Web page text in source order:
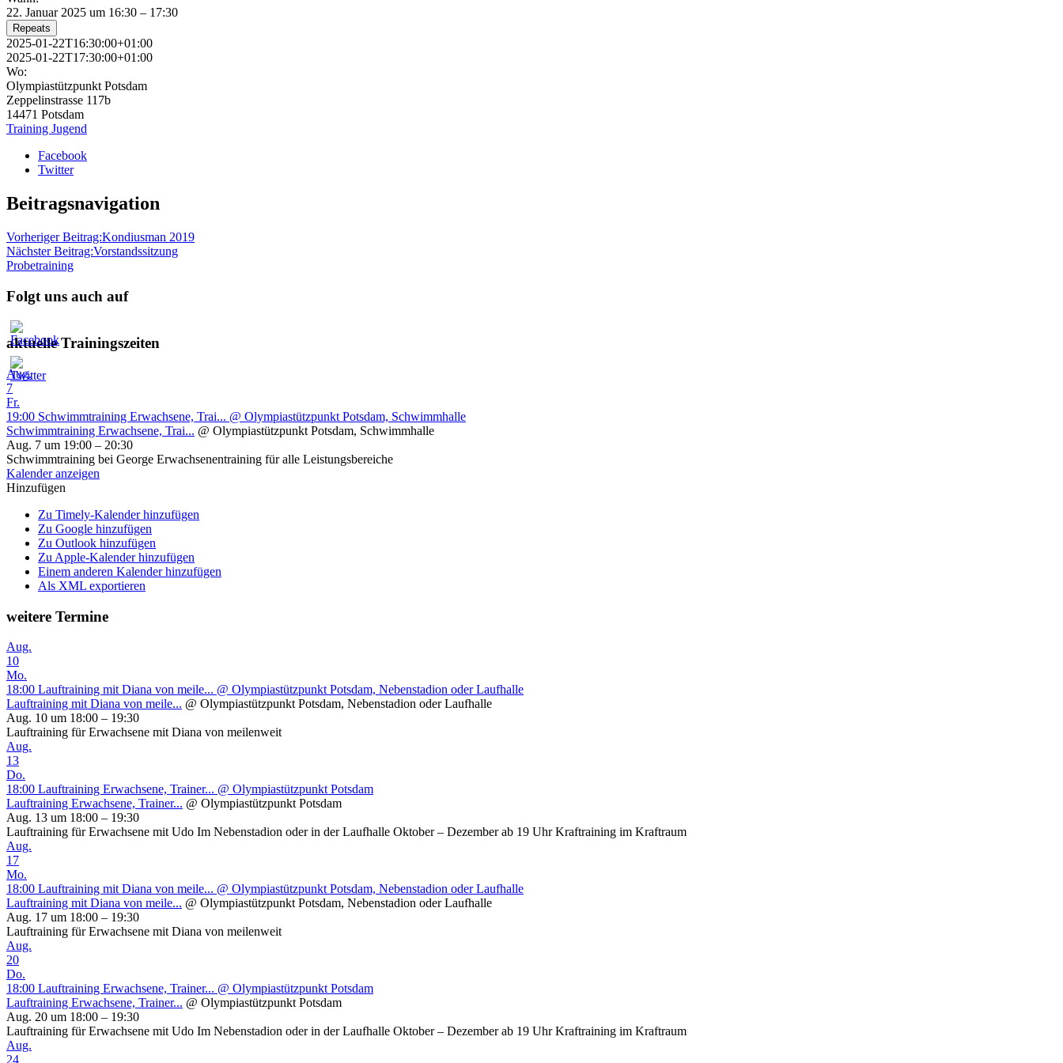
22. Januar 2025 um 16:30 – 17:30
Repeats
2025-01-22T16:30:00+01:00
2025-01-22T17:30:00+01:00
Wo:
Olympiastützpunkt Potsdam
Zeppelinstrasse 117b
14471 Potsdam
Training Jugend
Facebook
Twitter
Beitragsnavigation
Vorheriger Beitrag:Kondiusman 2019
Nächster Beitrag:Vorstandssitzung
Probetraining
Folgt uns auch auf
aktuelle Trainingszeiten
Aug.
7
Fr.
19:00 Schwimmtraining Erwachsene, Trai... @ Olympiastützpunkt Potsdam, Schwimmhalle
Schwimmtraining Erwachsene, Trai... @ Olympiastützpunkt Potsdam, Schwimmhalle
Aug. 7 um 19:00 – 20:30
Schwimmtraining bei George Erwachsenentraining für alle Leistungsbereiche
Kalender anzeigen
Hinzufügen
Zu Timely-Kalender hinzufügen
Zu Google hinzufügen
Zu Outlook hinzufügen
Zu Apple-Kalender hinzufügen
Einem anderen Kalender hinzufügen
Als XML exportieren
weitere Termine
Aug.
10
Mo.
18:00 Lauftraining mit Diana von meile... @ Olympiastützpunkt Potsdam, Nebenstadion oder Laufhalle
Lauftraining mit Diana von meile... @ Olympiastützpunkt Potsdam, Nebenstadion oder Laufhalle
Aug. 10 um 18:00 – 19:30
Lauftraining für Erwachsene mit Diana von meilenweit
Aug.
13
Do.
18:00 Lauftraining Erwachsene, Trainer... @ Olympiastützpunkt Potsdam
Lauftraining Erwachsene, Trainer... @ Olympiastützpunkt Potsdam
Aug. 13 um 18:00 – 19:30
Lauftraining für Erwachsene mit Udo Im Nebenstadion oder in der Laufhalle Oktober – Dezember ab 19 Uhr Kraftraining im Kraftraum
Aug.
17
Mo.
18:00 Lauftraining mit Diana von meile... @ Olympiastützpunkt Potsdam, Nebenstadion oder Laufhalle
Lauftraining mit Diana von meile... @ Olympiastützpunkt Potsdam, Nebenstadion oder Laufhalle
Aug. 17 um 18:00 – 19:30
Lauftraining für Erwachsene mit Diana von meilenweit
Aug.
20
Do.
18:00 Lauftraining Erwachsene, Trainer... @ Olympiastützpunkt Potsdam
Lauftraining Erwachsene, Trainer... @ Olympiastützpunkt Potsdam
Aug. 20 um 18:00 – 19:30
Lauftraining für Erwachsene mit Udo Im Nebenstadion oder in der Laufhalle Oktober – Dezember ab 19 Uhr Kraftraining im Kraftraum
Aug.
24